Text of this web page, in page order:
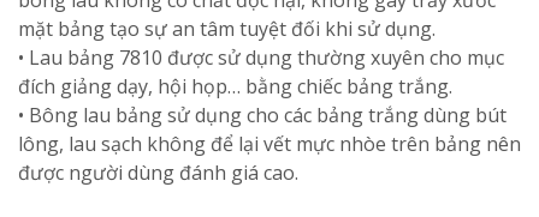
mặt bảng tạo sự an tâm tuyệt đối khi sử dụng.
• Lau bảng 7810 được sử dụng thường xuyên cho mục
đích giảng dạy, hội họp… bằng chiếc bảng trắng.
• Bông lau bảng sử dụng cho các bảng trắng dùng bút
lông, lau sạch không để lại vết mực nhòe trên bảng nên
được người dùng đánh giá cao.